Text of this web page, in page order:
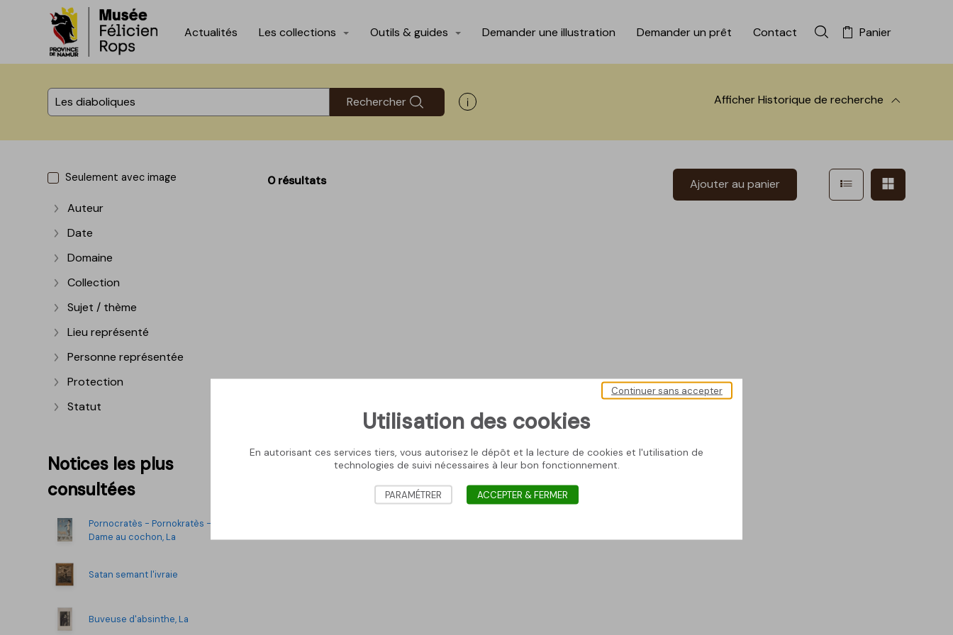
Accèder directement au contenu
Accèder directement au contenu
Actualités Les collections Outils & guides Demander une illustration Demander un prêt Contact Rechercher dans la
Panier
Rechercher Afficher les informations d'aide à la recherche AfficherHistorique de recherche
Seulement avec image
Afficher plus
Auteur
Afficher plus
Date
Afficher plus
Domaine
Afficher plus
Collection
Afficher plus
Sujet / thème
Afficher plus
Lieu représenté
Afficher plus
Personne représentée
Afficher plus
Protection
Afficher plus
Statut
Notices les plus
consultées
Pornocratès - Pornokratès -
Dame au cochon, La
Satan semant l'ivraie
Buveuse d'absinthe, La
0 résultats Ajouter au panier Afficher en mode
Utilisation des cookies
En autorisant ces services tiers, vous autorisez le dépôt et la lecture de cookies et l'utilisation de
technologies de suivi nécessaires à leur bon fonctionnement.
Continuer sans accepter
PARAMÉTRER ACCEPTER & FERMER